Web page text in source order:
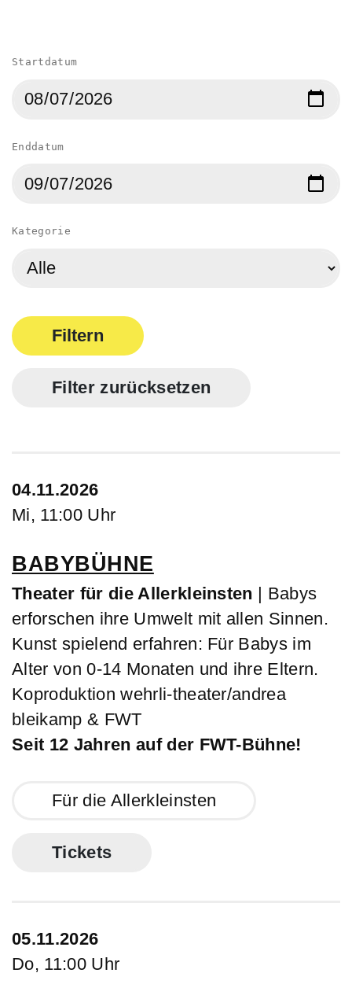
Startdatum
Enddatum
Kategorie
Filtern
Filter zurücksetzen
04.11.2026
Mi, 11:00 Uhr
BABYBÜHNE
Theater für die Allerkleinsten | Babys
erforschen ihre Umwelt mit allen Sinnen.
Kunst spielend erfahren: Für Babys im
Alter von 0-14 Monaten und ihre Eltern.
Koproduktion wehrli-theater/andrea
bleikamp & FWT
Seit 12 Jahren auf der FWT-Bühne!
Für die Allerkleinsten
Tickets
05.11.2026
Do, 11:00 Uhr